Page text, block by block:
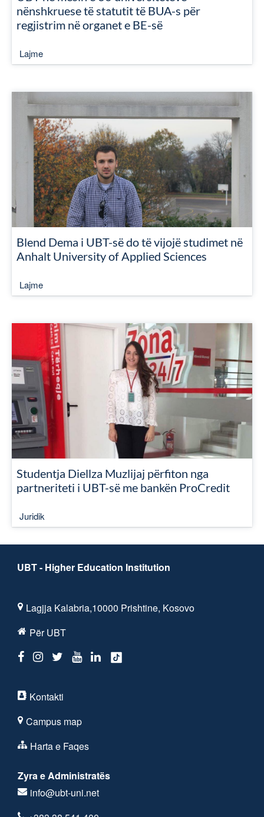
nënshkruese të statutit të BUA-s për
regjistrim në organet e BE-së
Lajme
Blend Dema i UBT-së do të vijojë studimet në
Anhalt University of Applied Sciences
Lajme
Studentja Diellza Muzlijaj përfiton nga
partneriteti i UBT-së me bankën ProCredit
Juridik
UBT - Higher Education Institution
Lagjja Kalabria,10000 Prishtine, Kosovo
Për UBT
Kontakti
Campus map
Harta e Faqes
Zyra e Administratës
info@ubt-uni.net